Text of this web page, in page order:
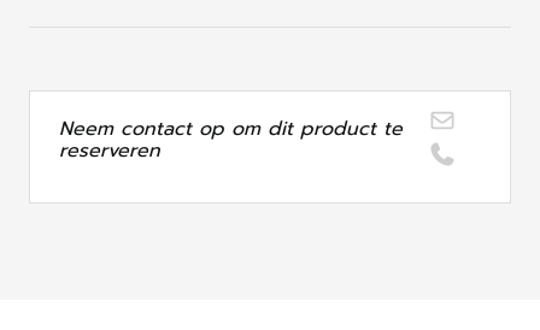
Neem contact op om dit product te
reserveren